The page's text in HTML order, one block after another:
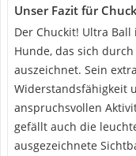
Unser Fazit für
Der Chuckit! Ultra
Hunde, das sich
auszeichnet. Sein
Widerstandsfähigkeit
anspruchsvollen
gefällt auch die
ausgezeichnete